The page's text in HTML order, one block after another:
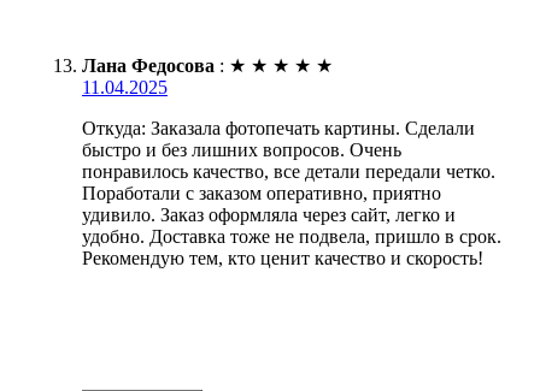
Лана Федосова : ★ ★ ★ ★ ★
11.04.2025
Откуда: Заказала фотопечать картины. Сделали
быстро и без лишних вопросов. Очень
понравилось качество, все детали передали четко.
Поработали с заказом оперативно, приятно
удивило. Заказ оформляла через сайт, легко и
удобно. Доставка тоже не подвела, пришло в срок.
Рекомендую тем, кто ценит качество и скорость!